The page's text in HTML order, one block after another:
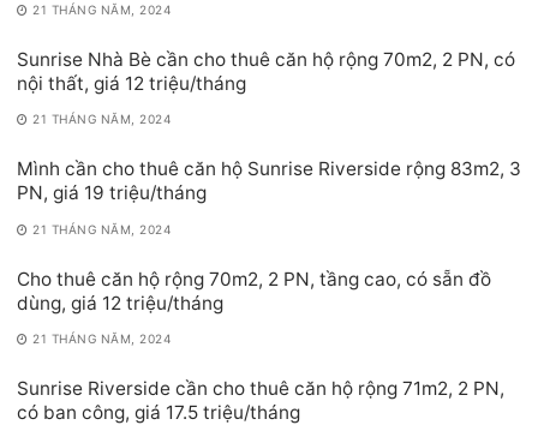
21 THÁNG NĂM, 2024
Sunrise Nhà Bè cần cho thuê căn hộ rộng 70m2, 2 PN, có
nội thất, giá 12 triệu/tháng
21 THÁNG NĂM, 2024
Mình cần cho thuê căn hộ Sunrise Riverside rộng 83m2, 3
PN, giá 19 triệu/tháng
21 THÁNG NĂM, 2024
Cho thuê căn hộ rộng 70m2, 2 PN, tầng cao, có sẵn đồ
dùng, giá 12 triệu/tháng
21 THÁNG NĂM, 2024
Sunrise Riverside cần cho thuê căn hộ rộng 71m2, 2 PN,
có ban công, giá 17.5 triệu/tháng